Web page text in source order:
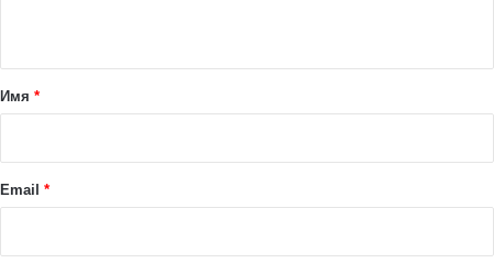
а
й
Имя *
Email *